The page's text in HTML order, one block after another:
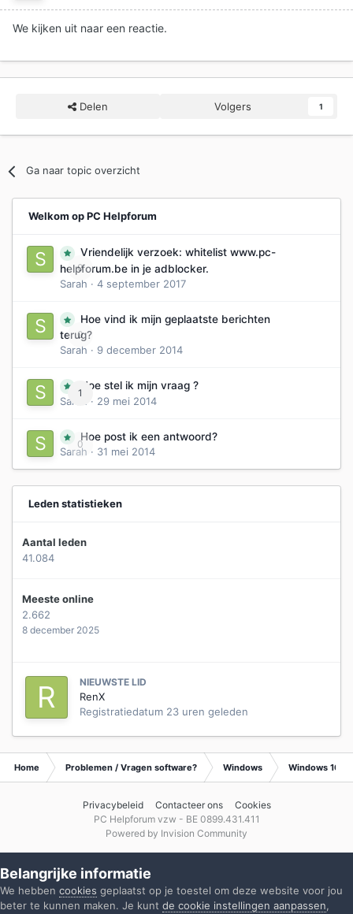
We kijken uit naar een reactie.
Delen Volgers 1
Ga naar topic overzicht
Welkom op PC Helpforum
0
Vriendelijk verzoek: whitelist www.pc-
helpforum.be in je adblocker.
Sarah · 4 september 2017
0
Hoe vind ik mijn geplaatste berichten
terug?
Sarah · 9 december 2014
1
Hoe stel ik mijn vraag ?
Sarah
· 29 mei 2014
0
Hoe post ik een antwoord?
Sarah · 31 mei 2014
Leden statistieken
Aantal leden
41.084
Meeste online
2.662
8 december 2025
NIEUWSTE LID
RenX
Registratiedatum 23 uren geleden
Home Problemen / Vragen software? Windows Windows 10
Privacybeleid Contacteer ons
Cookies
PC Helpforum vzw - BE 0899.431.411
Powered by Invision Community
Belangrijke informatie
We hebben cookies geplaatst op je toestel om deze website voor jou
beter te kunnen maken. Je kunt de cookie instellingen aanpassen,